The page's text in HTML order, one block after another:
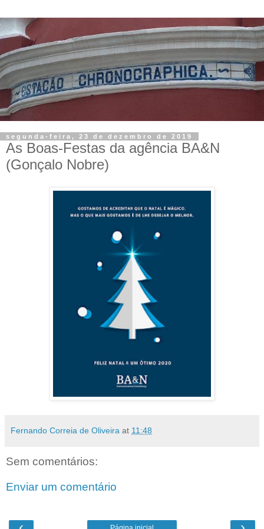
segunda-feira, 23 de dezembro de 2019
As Boas-Festas da agência BA&N
(Gonçalo Nobre)
Fernando Correia de Oliveira at 11:48
Sem comentários:
Enviar um comentário